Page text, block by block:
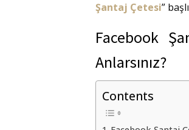
Şantaj Çetesi”
Facebook
Anlarsınız?
Contents